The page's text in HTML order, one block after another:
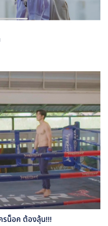
รน็อค ต้องลุ้น!!!